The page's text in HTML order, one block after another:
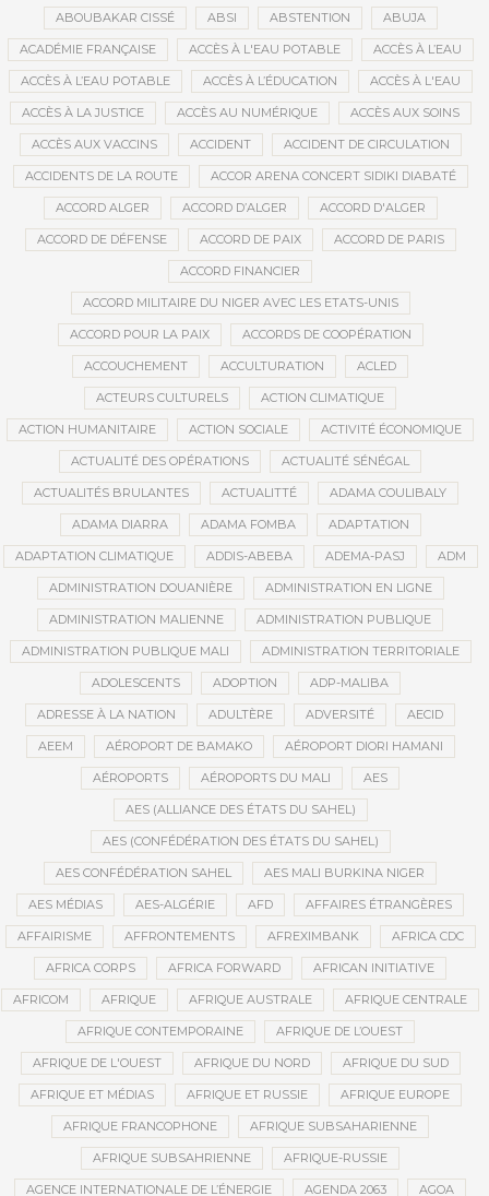
ABOUBAKAR CISSÉ ABSI ABSTENTION ABUJA
ACADÉMIE FRANÇAISE ACCÈS À L'EAU POTABLE ACCÈS À L’EAU
ACCÈS À L’EAU POTABLE ACCÈS À L’ÉDUCATION ACCÈS À L'EAU
ACCÈS À LA JUSTICE ACCÈS AU NUMÉRIQUE ACCÈS AUX SOINS
ACCÈS AUX VACCINS ACCIDENT ACCIDENT DE CIRCULATION
ACCIDENTS DE LA ROUTE ACCOR ARENA CONCERT SIDIKI DIABATÉ
ACCORD ALGER ACCORD D’ALGER ACCORD D'ALGER
ACCORD DE DÉFENSE ACCORD DE PAIX ACCORD DE PARIS
ACCORD FINANCIER
ACCORD MILITAIRE DU NIGER AVEC LES ETATS-UNIS
ACCORD POUR LA PAIX ACCORDS DE COOPÉRATION
ACCOUCHEMENT ACCULTURATION ACLED
ACTEURS CULTURELS ACTION CLIMATIQUE
ACTION HUMANITAIRE ACTION SOCIALE ACTIVITÉ ÉCONOMIQUE
ACTUALITÉ DES OPÉRATIONS ACTUALITÉ SÉNÉGAL
ACTUALITÉS BRULANTES ACTUALITTÉ ADAMA COULIBALY
ADAMA DIARRA ADAMA FOMBA ADAPTATION
ADAPTATION CLIMATIQUE ADDIS-ABEBA ADEMA-PASJ ADM
ADMINISTRATION DOUANIÈRE ADMINISTRATION EN LIGNE
ADMINISTRATION MALIENNE ADMINISTRATION PUBLIQUE
ADMINISTRATION PUBLIQUE MALI ADMINISTRATION TERRITORIALE
ADOLESCENTS ADOPTION ADP-MALIBA
ADRESSE À LA NATION ADULTÈRE ADVERSITÉ AECID
AEEM AÉROPORT DE BAMAKO AÉROPORT DIORI HAMANI
AÉROPORTS AÉROPORTS DU MALI AES
AES (ALLIANCE DES ÉTATS DU SAHEL)
AES (CONFÉDÉRATION DES ÉTATS DU SAHEL)
AES CONFÉDÉRATION SAHEL AES MALI BURKINA NIGER
AES MÉDIAS AES-ALGÉRIE AFD AFFAIRES ÉTRANGÈRES
AFFAIRISME AFFRONTEMENTS AFREXIMBANK AFRICA CDC
AFRICA CORPS AFRICA FORWARD AFRICAN INITIATIVE
AFRICOM AFRIQUE AFRIQUE AUSTRALE AFRIQUE CENTRALE
AFRIQUE CONTEMPORAINE AFRIQUE DE L’OUEST
AFRIQUE DE L'OUEST AFRIQUE DU NORD AFRIQUE DU SUD
AFRIQUE ET MÉDIAS AFRIQUE ET RUSSIE AFRIQUE EUROPE
AFRIQUE FRANCOPHONE AFRIQUE SUBSAHARIENNE
AFRIQUE SUBSAHRIENNE AFRIQUE-RUSSIE
AGENCE INTERNATIONALE DE L’ÉNERGIE AGENDA 2063 AGOA